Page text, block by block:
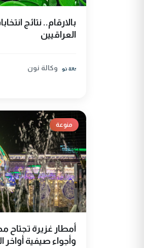
بالارقام.. نتائج
العراقيين
وكالة نون
منوعة
أمطار غزيرة تجتاح
وأجواء صيفية أواخر